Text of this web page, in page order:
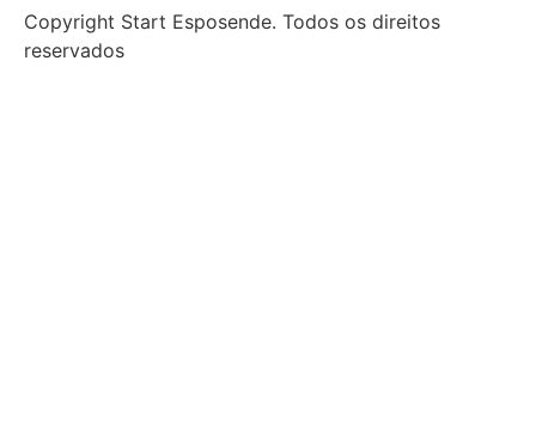
Copyright Start Esposende. Todos os direitos
reservados